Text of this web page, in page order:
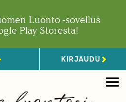
Luonto -sovellus
Play Storesta!
KIRJAUDU